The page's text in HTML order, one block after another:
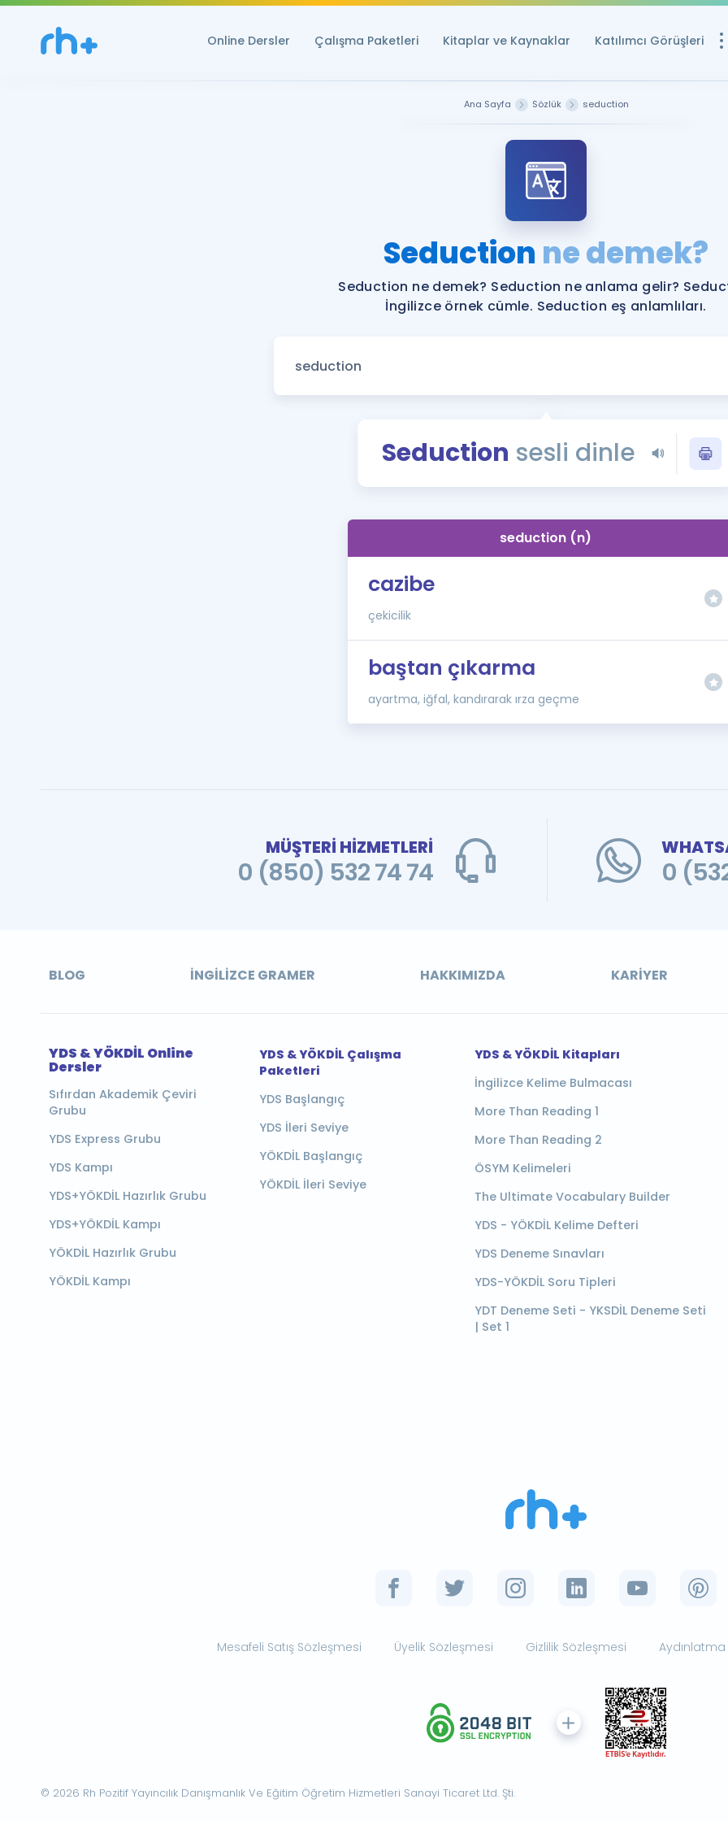
Online Dersler Çalışma Paketleri Kitaplar ve Kaynaklar Katılımcı Görüşleri
YDS ve YÖKDİL
YDS ve YÖKDİL'e
Tüm ÖSYM
YDS - YÖKDİL
İngilizce Gramer
Ana Sayfa Sözlük seduction
Seduction ne demek?
Seduction ne demek? Seduction ne anlama gelir?
İngilizce örnek cümle. Seduction eş anlamlıları.
Seduction sesli dinle
seduction (n)
cazibe
çekicilik
baştan çıkarma
ayartma, iğfal, kandırarak ırza geçme
MÜŞTERİ HİZMETLERİ
0 (850) 532 74 74 0
BLOG İNGILIZCE GRAMER HAKKIMIZDA KARIYER
YDS & YÖKDİL Online
Dersler
Sıfırdan Akademik Çeviri
Grubu
YDS Express Grubu
YDS Kampı
YDS+YÖKDİL Hazırlık Grubu
YDS+YÖKDİL Kampı
YÖKDİL Hazırlık Grubu
YÖKDİL Kampı
YDS & YÖKDİL Çalışma
Paketleri
YDS Başlangıç
YDS İleri Seviye
YÖKDİL Başlangıç
YÖKDİL İleri Seviye
YDS & YÖKDİL Kitapları
İngilizce Kelime Bulmacası
More Than Reading 1
More Than Reading 2
ÖSYM Kelimeleri
The Ultimate Vocabulary Builder
YDS - YÖKDİL Kelime Defteri
YDS Deneme Sınavları
YDS-YÖKDİL Soru Tipleri
YDT Deneme Seti - YKSDİL Deneme Seti
| Set 1
Mesafeli Satış Sözleşmesi Üyelik Sözleşmesi Gizlilik Sözleşmesi
© 2026 Rh Pozitif Yayıncılık Danışmanlık Ve Eğitim Öğretim Hizmetleri Sanayi Ticaret Ltd. Şti.